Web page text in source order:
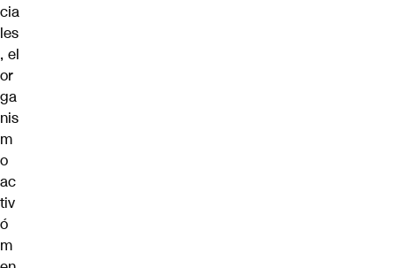
cia
les
, el
or
ga
nis
m
o
ac
tiv
ó
m